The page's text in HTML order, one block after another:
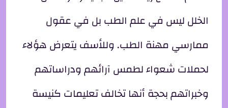
الخلل ليس في علم الطب بل في عقول
ممارسي مهنة الطب. وللأسف يتعرض هؤلاء
لحملات شعواء لطمس آرائهم ودراساتهم
وخبراتهم بحجة أنها تخالف تعليمات كنيسة